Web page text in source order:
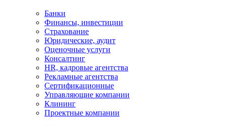
Банки
Финансы, инвестиции
Страхование
Юридические, аудит
Оценочные услуги
Консалтинг
HR, кадровые агентства
Рекламные агентства
Сертификационные
Управляющие компании
Клининг
Проектные компании